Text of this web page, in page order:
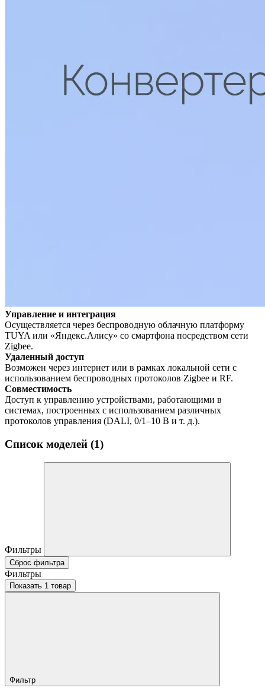
Управление и интеграция
Осуществляется через беспроводную облачную платформу
TUYA или «Яндекс.Алису» со смартфона посредством сети
Zigbee.
Удаленный доступ
Возможен через интернет или в рамках локальной сети с
использованием беспроводных протоколов Zigbee и RF.
Совместимость
Доступ к управлению устройствами, работающими в
системах, построенных с использованием различных
протоколов управления (DALI, 0/1–10 В и т. д.).
Список моделей (1)
Фильтры
Сброс фильтра
Фильтры
Показать 1 товар
Фильтр